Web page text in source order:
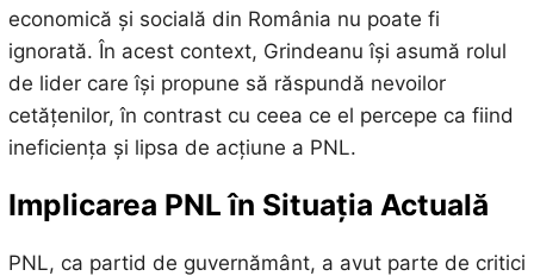
economică și socială din România nu poate fi
ignorată. În acest context, Grindeanu își asumă rolul
de lider care își propune să răspundă nevoilor
cetățenilor, în contrast cu ceea ce el percepe ca fiind
ineficiența și lipsa de acțiune a PNL.
Implicarea PNL în Situația Actuală
PNL, ca partid de guvernământ, a avut parte de critici